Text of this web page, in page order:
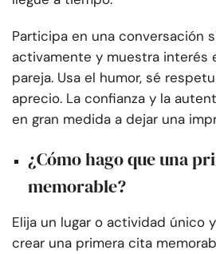
Participa en una conversación
activamente y muestra interés
pareja. Usa el humor, sé
aprecio. La confianza y la
en gran medida a dejar una
¿Cómo hago que una
memorable?
Elija un lugar o actividad único
crear una primera cita